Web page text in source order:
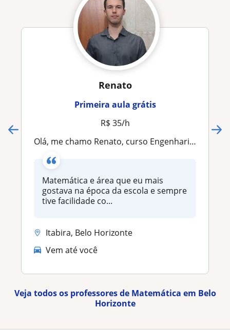
Renato
Primeira aula grátis
R$ 35/h
Olá, me chamo Renato, curso Engenharia Mecânica. Dou aulas particulares de matemática e física para ensinos fundamental e médio
Matemática e área que eu mais
gostava na época da escola e sempre
tive facilidade co...
Itabira, Belo Horizonte
Vem até você
Veja todos os professores de Matemática em Belo
Horizonte